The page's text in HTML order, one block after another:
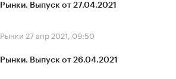
Рынки. Выпуск от 27.04.2021
Рынки 27 апр 2021, 09:50
Рынки. Выпуск от 26.04.2021